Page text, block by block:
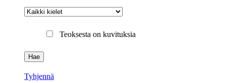
Kieli
Teoksesta on kuvituksia
Tyhjennä